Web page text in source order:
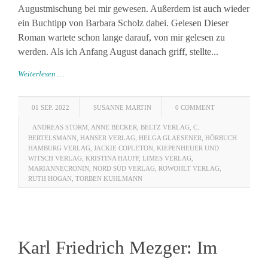
Augustmischung bei mir gewesen. Außerdem ist auch wieder
ein Buchtipp von Barbara Scholz dabei. Gelesen Dieser
Roman wartete schon lange darauf, von mir gelesen zu
werden. Als ich Anfang August danach griff, stellte...
Weiterlesen …
01 SEP. 2022 SUSANNE MARTIN 0 COMMENT
ANDREAS STORM ANNE BECKER BELTZ VERLAG C.
BERTELSMANN HANSER VERLAG HELGA GLAESENER HÖRBUCH
HAMBURG VERLAG JACKIE COPLETON KIEPENHEUER UND
WITSCH VERLAG KRISTINA HAUFF, LIMES VERLAG
MARIANNECRONIN NORD SÜD VERLAG ROWOHLT VERLAG
RUTH HOGAN TORBEN KUHLMANN
Karl Friedrich Mezger: Im